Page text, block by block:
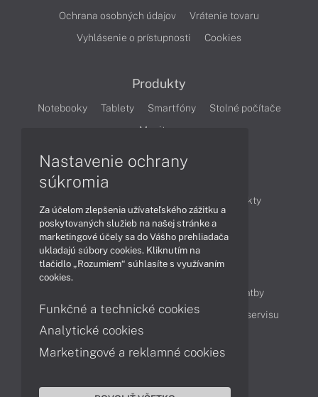
Ochrana osobných údajov
Vrátenie tovaru
Vyhlásenie o prístupnosti
Cookies
Produkty
Notebooky Tablety Smartfóny
Stolné počítače
Monitory
Produkty
Technológie
Videá
Obsah
Možnosti doručenia a platby
Podpora a servis
Servisné služby Cenník servisu
Kontakty
043 4224 771 Obchodné oddelenie
Nastavenie ochrany
súkromia
Za účelom zlepšenia užívateľského zážitku a
poskytovaných služieb na našej stránke a
marketingové účely sa do Vášho prehliadača
ukladajú súbory cookies. Kliknutím na
tlačidlo „Rozumiem“ súhlasíte s využívaním
cookies.
Funkčné a technické cookies
Analytické cookies
Marketingové a reklamné cookies